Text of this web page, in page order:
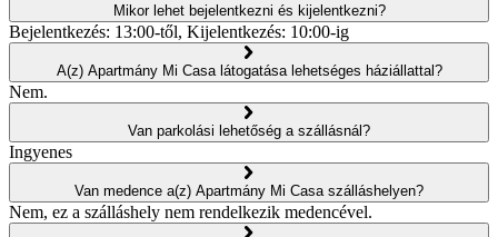
Mikor lehet bejelentkezni és kijelentkezni?
Bejelentkezés: 13:00-től, Kijelentkezés: 10:00-ig
A(z) Apartmány Mi Casa látogatása lehetséges háziállattal?
Nem.
Van parkolási lehetőség a szállásnál?
Ingyenes
Van medence a(z) Apartmány Mi Casa szálláshelyen?
Nem, ez a szálláshely nem rendelkezik medencével.